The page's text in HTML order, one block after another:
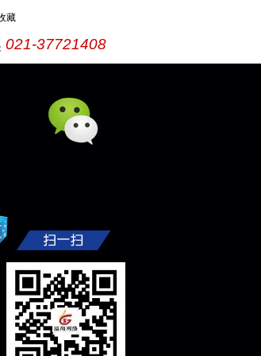
藏
021-37721408